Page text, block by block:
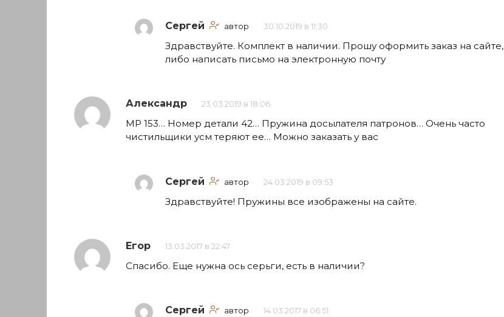
Сергей автор 30.10.2019 в 11:30
Здравствуйте. Комплект в наличии. Прошу оформить заказ на сайте,
либо написать письмо на электронную почту
Александр 23.03.2019 в 18:06
МР 153… Номер детали 42… Пружина досылателя патронов… Очень часто
чистильщики усм теряют ее… Можно заказать у вас
Сергей автор 24.03.2019 в 09:53
Здравствуйте! Пружины все изображены на сайте.
Егор 13.03.2017 в 22:47
Спасибо. Еще нужна ось серьги, есть в наличии?
Сергей автор 14.03.2017 в 06:51